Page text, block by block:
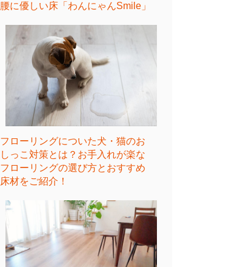
腰に優しい床「わんにゃんSmile」
フローリングについた犬・猫のお
しっこ対策とは？お手入れが楽な
フローリングの選び方とおすすめ
床材をご紹介！